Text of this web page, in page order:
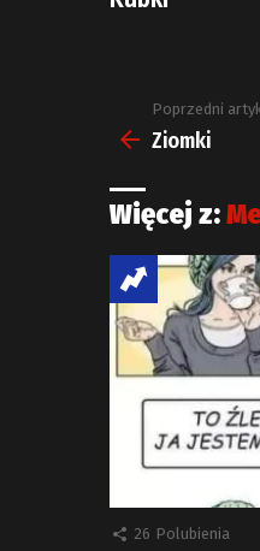
Zobacz
więcej
Poprzedni
Ziomki
Więcej z:
26 Polubienia